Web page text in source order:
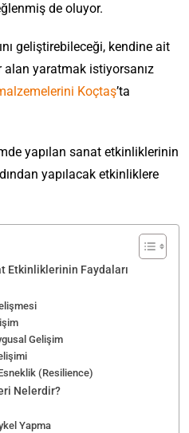
de oluyor.
geliştirebileceği, kendine ait
yaratmak istiyorsanız
Koçtaş’ta
yapılan sanat etkinliklerinin
yapılacak etkinliklere
Etkinliklerinin Faydaları
Gelişim
(Resilience)
Nelerdir?
Yapma